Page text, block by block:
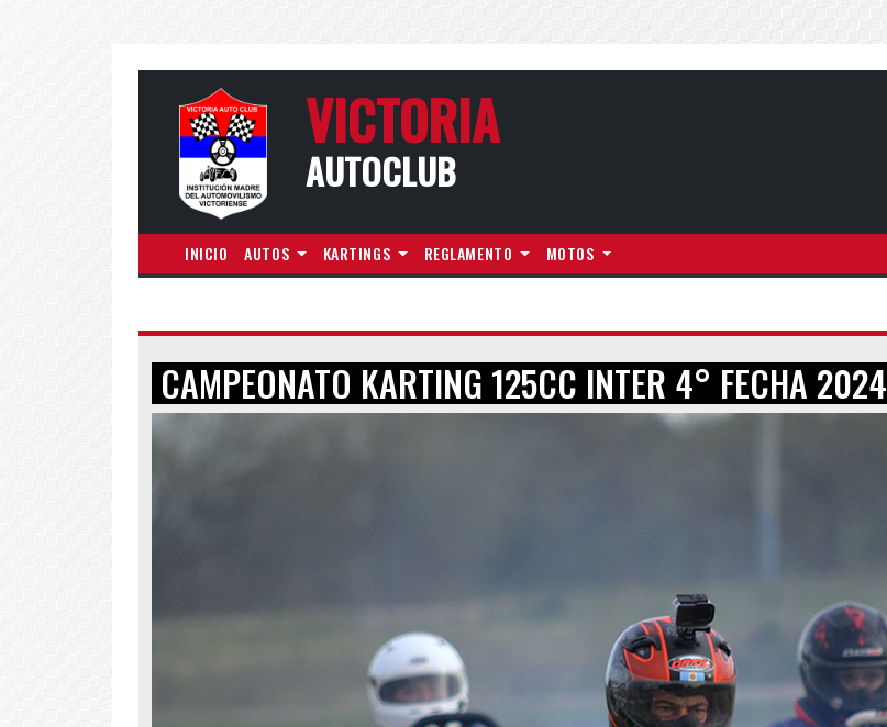
VICTORIA
AUTOCLUB
INICIO AUTOS KARTINGS REGLAMENTO MOTOS
CAMPEONATO KARTING 125CC INTER 4° FECHA 2024